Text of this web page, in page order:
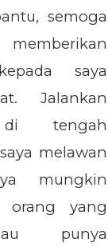
semoga
saya
Jalankan
tengah
melawan
mungkin
orang yang
punya